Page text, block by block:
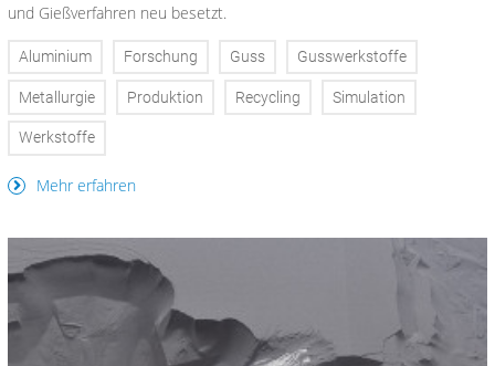
und Gießverfahren neu besetzt.
Aluminium Forschung Guss Gusswerkstoffe
Metallurgie Produktion Recycling Simulation
Werkstoffe
Mehr erfahren